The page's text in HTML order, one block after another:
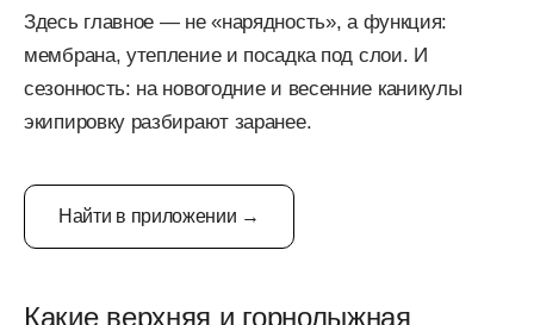
Здесь главное — не «нарядность», а функция:
мембрана, утепление и посадка под слои. И
сезонность: на новогодние и весенние каникулы
экипировку разбирают заранее.
Найти в приложении →
Какие верхняя и горнолыжная